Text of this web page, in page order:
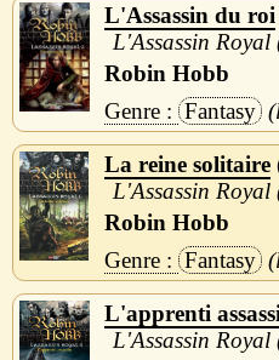
L'Assassin du roi
L'Assassin Royal
Robin Hobb
Fantasy
La reine solitaire
L'Assassin Royal
Robin Hobb
Fantasy
L'apprenti
L'Assassin Royal